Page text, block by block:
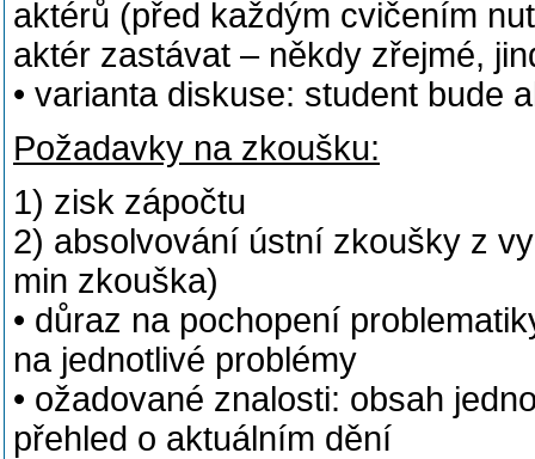
aktérů (před každým cvičením
aktér zastávat – někdy zřejmé,
• varianta diskuse: student bude
Požadavky na zkoušku:
1) zisk zápočtu
2) absolvování ústní zkoušky z
min zkouška)
• důraz na pochopení
na jednotlivé problémy
• ožadované znalosti: obsah
přehled o aktuálním dění